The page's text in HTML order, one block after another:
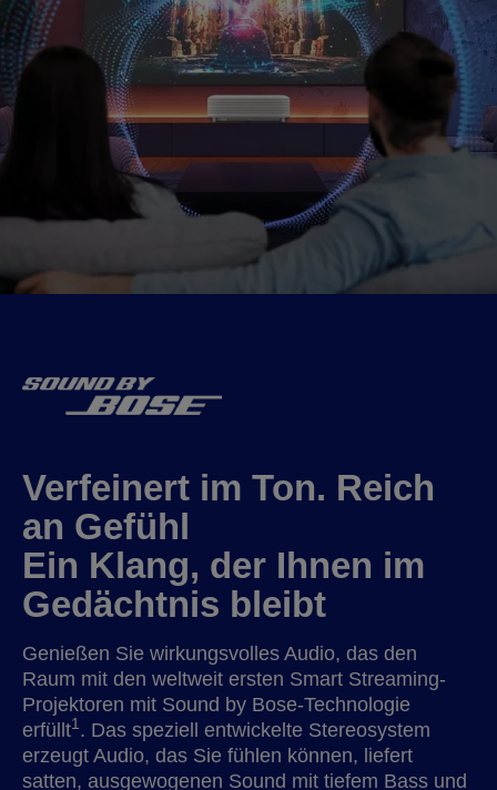
Verfeinert im Ton. Reich
an Gefühl
Ein Klang, der Ihnen im
Gedächtnis bleibt
Genießen Sie wirkungsvolles Audio, das den
Raum mit den weltweit ersten Smart Streaming-
Projektoren mit Sound by Bose-Technologie
erfüllt1 . Das speziell entwickelte Stereosystem
erzeugt Audio, das Sie fühlen können, liefert
satten, ausgewogenen Sound mit tiefem Bass und